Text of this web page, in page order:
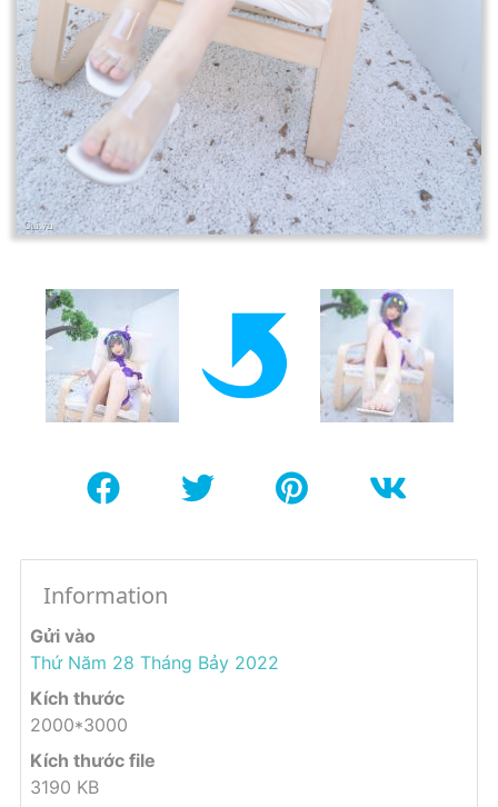
Information
Gửi vào
Thứ Năm 28 Tháng Bảy 2022
Kích thước
2000*3000
Kích thước file
3190 KB